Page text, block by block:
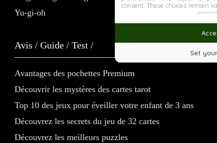
Yu-gi-oh
Avis / Guide / Test /
Avantages des pochettes Premium
Découvrir les mystères des cartes tarot
Top 10 des jeux pour éveiller votre enfant de 3 ans
Découvrez les secrets du jeu de 32 cartes
Découvrez les meilleurs puzzles
consent. These choices remain
powered
Set